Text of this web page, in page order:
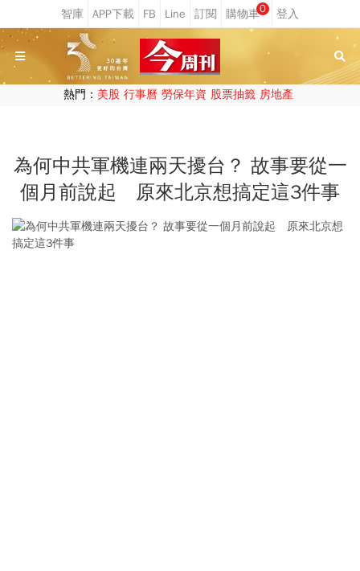
0
熱門： 美股 行事曆 勞保年資 股票抽籤 房地產
為何中共軍機連兩天擾台？ 故事要從一
個月前說起 原來北京想搞定這3件事